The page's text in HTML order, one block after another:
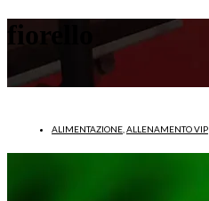
fiorello
ALIMENTAZIONE ALLENAMENTO VIP